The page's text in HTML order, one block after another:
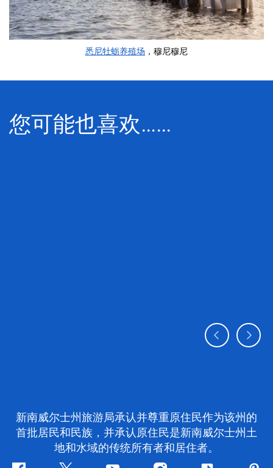
悉尼牡蛎养殖场 ，穆尼穆尼
您可能也喜欢……
新南威尔士州旅游局承认并尊重原住民作为该州的
首批居民和民族，并承认原住民是新南威尔士州土
地和水域的传统所有者和居住者。